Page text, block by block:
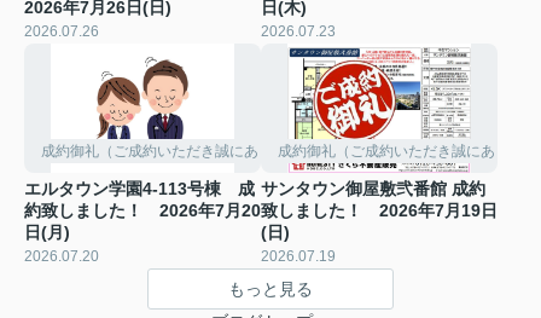
2026年7月26日(日)
2026.07.26
日(木)
2026.07.23
成約御礼（ご成約いただき誠にありがとうございました。）
エルタウン学園4-113号棟 成
約致しました！ 2026年7月20
日(月)
2026.07.20
成約御礼（ご成約いただき誠にありが
サンタウン御屋敷弐番館 成約
致しました！ 2026年7月19日
(日)
2026.07.19
もっと見る